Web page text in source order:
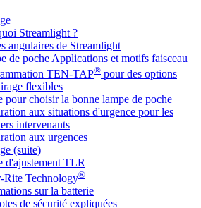
Streamlight ?
angulaires de Streamlight
de poche Applications et motifs faisceau
TEN-TAP® pour des options
flexibles
pour choisir la bonne lampe de poche
aux situations d'urgence pour les
intervenants
aux urgences
(suite)
d'ajustement TLR
Rite Technology®
sur la batterie
de sécurité expliquées